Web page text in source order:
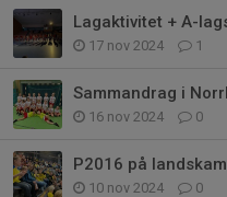
Lagaktivitet + A-
17 nov 2024 1
Sammandrag i
16 nov 2024 0
P2016 på
10 nov 2024 0